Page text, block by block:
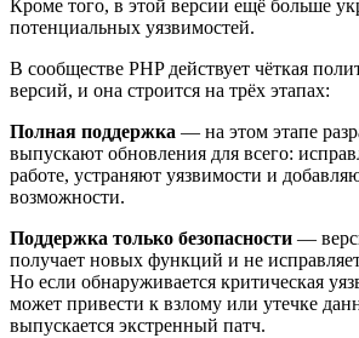
Кроме того, в этой версии ещё больше
потенциальных уязвимостей.
В сообществе PHP действует чёткая
версий, и она строится на трёх этапах:
Полная поддержка — на этом этапе
выпускают обновления для всего:
работе, устраняют уязвимости и
возможности.
Поддержка только безопасности —
получает новых функций и не
Но если обнаруживается критическая
может привести к взлому или утечке
выпускается экстренный патч.